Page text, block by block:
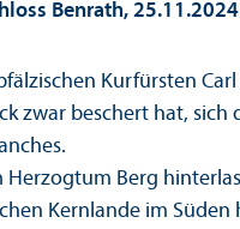
Benrath, 25.11.2024
Kurfürsten
zwar beschert hat,
Herzogtum Berg
Kernlande im